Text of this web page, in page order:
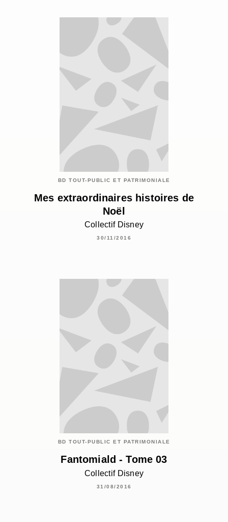
BD TOUT-PUBLIC ET PATRIMONIALE
Mes extraordinaires histoires de
Noël
Collectif Disney
30/11/2016
BD TOUT-PUBLIC ET PATRIMONIALE
Fantomiald - Tome 03
Collectif Disney
31/08/2016